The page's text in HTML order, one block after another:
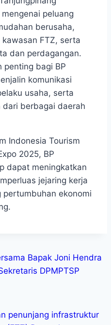
peluang
berusaha,
FTZ, serta
dan perdagangan.
penting bagi BP
komunikasi
usaha, serta
dari berbagai daerah
Indonesia Tourism
2025, BP
dapat meningkatkan
jejaring kerja
pertumbuhan ekonomi
Bapak Joni Hendra
DPMPTSP
penunjang infrastruktur